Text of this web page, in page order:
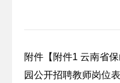
附件【 附件1 云南省
园公开招聘教师岗位